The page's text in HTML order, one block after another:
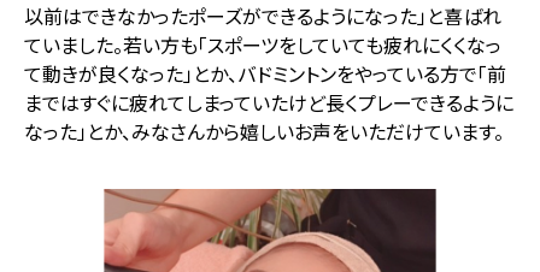
以前はできなかったポーズができるようになった」と喜ばれ
ていました。若い方も「スポーツをしていても疲れにくくなっ
て動きが良くなった」とか、バドミントンをやっている方で「前
まではすぐに疲れてしまっていたけど長くプレーできるように
なった」とか、みなさんから嬉しいお声をいただけています。